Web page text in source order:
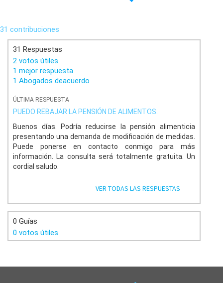
31 contribuciones
31 Respuestas
2 votos útiles
1 mejor respuesta
1 Abogados deacuerdo
ÚLTIMA RESPUESTA
PUEDO REBAJAR LA PENSIÓN DE ALIMENTOS.
Buenos días. Podría reducirse la pensión alimenticia
presentando una demanda de modificación de medidas.
Puede ponerse en contacto conmigo para más
información. La consulta será totalmente gratuita. Un
cordial saludo.
VER TODAS LAS RESPUESTAS
0 Guías
0 votos útiles